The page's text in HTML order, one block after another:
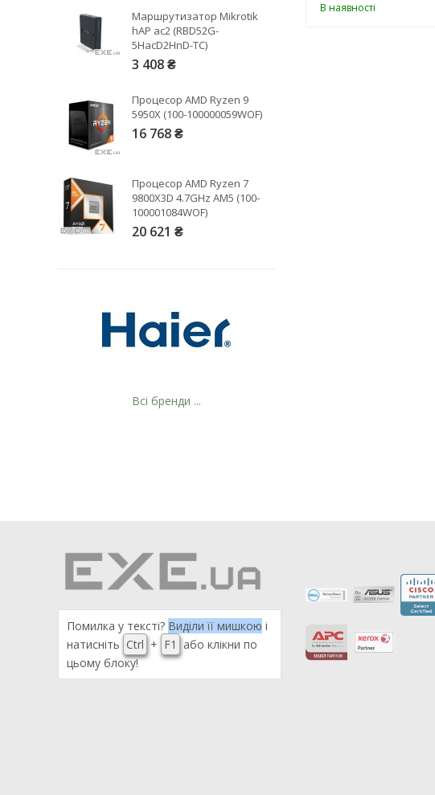
В наявності
Рейтинг EXE.ua:
90
19
21
Маршрутизатор Mikrotik
hAP ac2 (RBD52G-
5HacD2HnD-TC)
3 408 ₴
Процесор AMD Ryzen 9
5950X (100-100000059WOF)
16 768 ₴
Процесор AMD Ryzen 7
9800X3D 4.7GHz AM5 (100-
100001084WOF)
20 621 ₴
Всі бренди ...
Помилка у тексті? Виділи її мишкою і
натисніть Ctrl + F1
або клікни по
цьому блоку!